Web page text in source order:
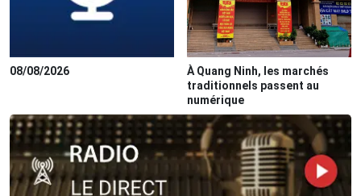
08/08/2026
À Quang Ninh, les marchés
traditionnels passent au
numérique